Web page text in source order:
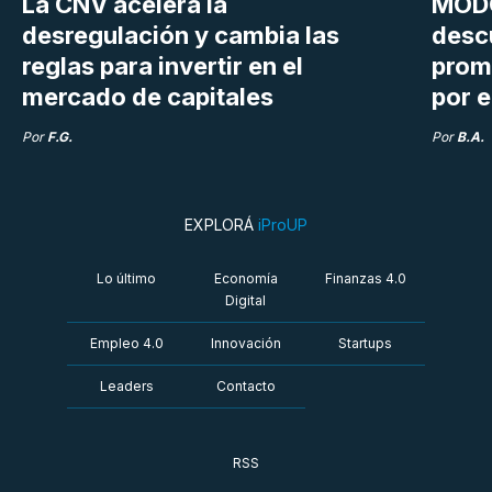
desregulación y cambia las
reglas para invertir en el
mercado de capitales
Por F.G.
por
Por B.A.
EXPLORÁ iProUP
Lo último
Economía
Digital
Finanzas 4.0
Empleo 4.0 Innovación Startups
Leaders Contacto
RSS